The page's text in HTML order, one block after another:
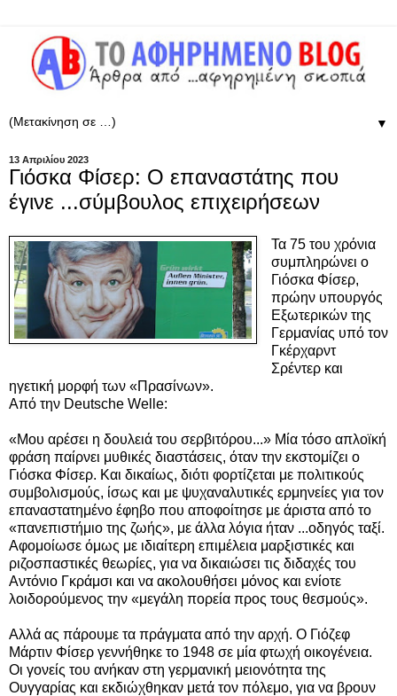
▼
13 Απριλίου 2023
Γιόσκα Φίσερ: Ο επαναστάτης που
έγινε ...σύμβουλος επιχειρήσεων
Τα 75 του χρόνια
συμπληρώνει ο
Γιόσκα Φίσερ,
πρώην υπουργός
Εξωτερικών της
Γερμανίας υπό τον
Γκέρχαρντ
Σρέντερ και
ηγετική μορφή των «Πρασίνων».
Από την Deutsche Welle:
«Μου αρέσει η δουλειά του σερβιτόρου...» Μία τόσο απλοϊκή
φράση παίρνει μυθικές διαστάσεις, όταν την εκστομίζει ο
Γιόσκα Φίσερ. Και δικαίως, διότι φορτίζεται με πολιτικούς
συμβολισμούς, ίσως και με ψυχαναλυτικές ερμηνείες για τον
επαναστατημένο έφηβο που αποφοίτησε με άριστα από το
«πανεπιστήμιο της ζωής», με άλλα λόγια ήταν ...οδηγός ταξί.
Αφομοίωσε όμως με ιδιαίτερη επιμέλεια μαρξιστικές και
ριζοσπαστικές θεωρίες, για να δικαιώσει τις διδαχές του
Αντόνιο Γκράμσι και να ακολουθήσει μόνος και ενίοτε
λοιδορούμενος την «μεγάλη πορεία προς τους θεσμούς».
Αλλά ας πάρουμε τα πράγματα από την αρχή. Ο Γιόζεφ
Μάρτιν Φίσερ γεννήθηκε το 1948 σε μία φτωχή οικογένεια.
Οι γονείς του ανήκαν στη γερμανική μειονότητα της
Ουγγαρίας και εκδιώχθηκαν μετά τον πόλεμο, για να βρουν